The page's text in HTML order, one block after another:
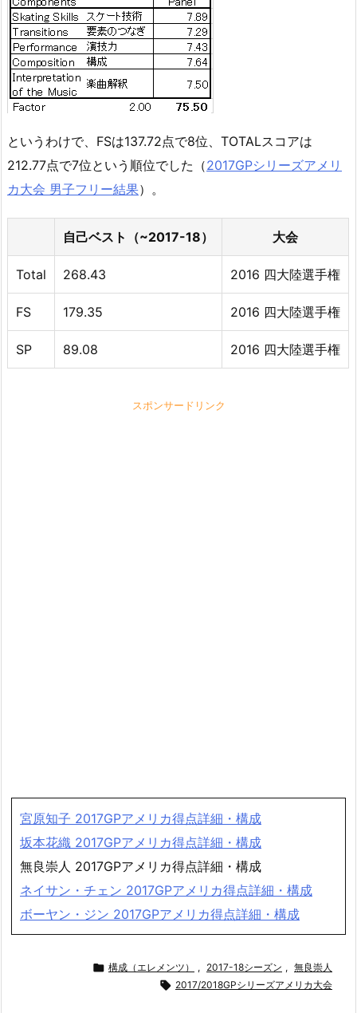
というわけで、FSは137.72点で8位、TOTALスコアは
212.77点で7位という順位でした（2017GPシリーズアメリ
カ大会 男子フリー結果）。
自己ベスト（~2017-18） 大会
Total 268.43 2016 四大陸選手権
FS 179.35 2016 四大陸選手権
SP 89.08 2016 四大陸選手権
スポンサードリンク
宮原知子 2017GPアメリカ得点詳細・構成
坂本花織 2017GPアメリカ得点詳細・構成
無良崇人 2017GPアメリカ得点詳細・構成
ネイサン・チェン 2017GPアメリカ得点詳細・構成
ボーヤン・ジン 2017GPアメリカ得点詳細・構成
 構成（エレメンツ） , 2017-18シーズン , 無良崇人
 2017/2018GPシリーズアメリカ大会